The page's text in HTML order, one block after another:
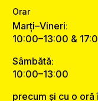
Orar
Marți–Vineri:
10:00–13:00 &
Sâmbătă:
10:00–13:00
precum și cu o